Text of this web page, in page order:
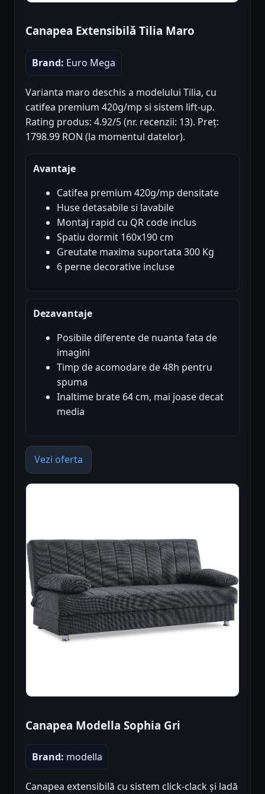
Canapea Extensibilă Tilia Maro
Brand: Euro Mega
Varianta maro deschis a modelului Tilia, cu
catifea premium 420g/mp si sistem lift-up.
Rating produs: 4.92/5 (nr. recenzii: 13). Preț:
1798.99 RON (la momentul datelor).
Avantaje
Catifea premium 420g/mp densitate
Huse detasabile si lavabile
Montaj rapid cu QR code inclus
Spatiu dormit 160x190 cm
Greutate maxima suportata 300 Kg
6 perne decorative incluse
Dezavantaje
Posibile diferente de nuanta fata de
imagini
Timp de acomodare de 48h pentru
spuma
Inaltime brate 64 cm, mai joase decat
media
Vezi oferta
Canapea Modella Sophia Gri
Brand: modella
Canapea extensibilă cu sistem click-clack și ladă